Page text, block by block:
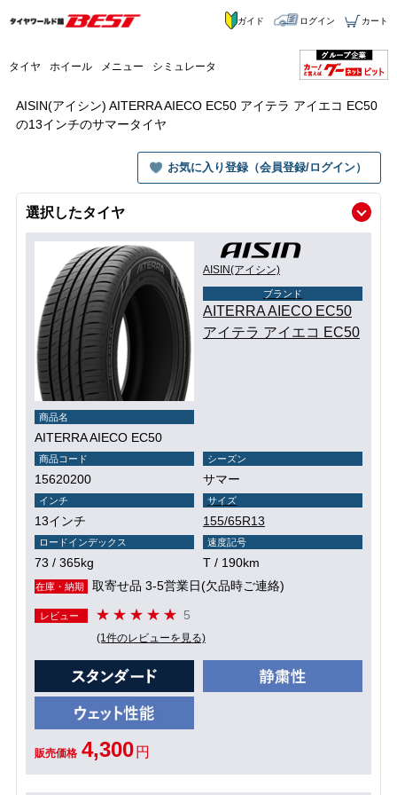
タイヤ ホイール メニュー シミュレータ
ガイド ログイン カート
AISIN(アイシン) AITERRA AIECO EC50 アイテラ アイエコ EC50
の13インチのサマータイヤ
お気に入り登録（会員登録/ログイン）
選択したタイヤ
AISIN(アイシン)
ブランド
AITERRA AIECO EC50
アイテラ アイエコ EC50
商品名
AITERRA AIECO EC50
商品コード
15620200
シーズン
サマー
インチ
13インチ
サイズ
155/65R13
ロードインデックス
73 / 365kg
速度記号
T / 190km
在庫・納期 取寄せ品 3-5営業日(欠品時ご連絡)
レビュー 5
(1件のレビューを見る)
販売価格 4,300 円